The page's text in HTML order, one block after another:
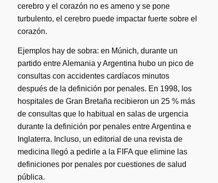
cerebro y el corazón no es ameno y se pone
turbulento, el cerebro puede impactar fuerte sobre el
corazón.
Ejemplos hay de sobra: en Múnich, durante un
partido entre Alemania y Argentina hubo un pico de
consultas con accidentes cardíacos minutos
después de la definición por penales. En 1998, los
hospitales de Gran Bretaña recibieron un 25 % más
de consultas que lo habitual en salas de urgencia
durante la definición por penales entre Argentina e
Inglaterra. Incluso, un editorial de una revista de
medicina llegó a pedirle a la FIFA que elimine las
definiciones por penales por cuestiones de salud
pública.